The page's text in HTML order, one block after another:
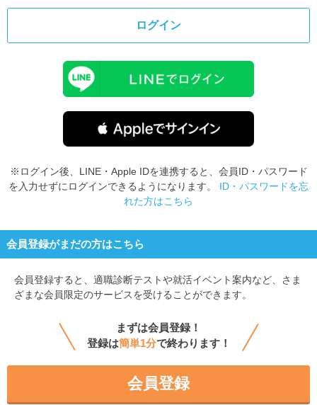
ログイン
※ログイン後、LINE・Apple IDを連携すると、会員ID・パスワード
を入力せずにログインできるようになります。 ID・パスワードを忘
れた方はこちら
会員登録がまだの方はこちら
会員登録すると、 適職診断テストや就活イベント案内など、さま
ざまな会員限定のサービスを受けることができます。
まずは会員登録！
登録は簡単1分で終わります！
会員登録